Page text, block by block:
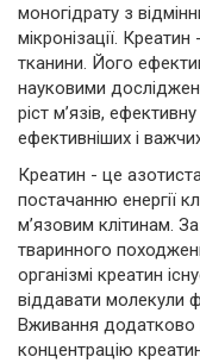
моногідрату з
мікронізації.
тканини. Його
науковими
ріст м’язів,
ефективніших і
Креатин - це
постачанню енергії
м’язовим клітинам.
тваринного
організмі креатин
віддавати молекули
Вживання додатково
концентрацію